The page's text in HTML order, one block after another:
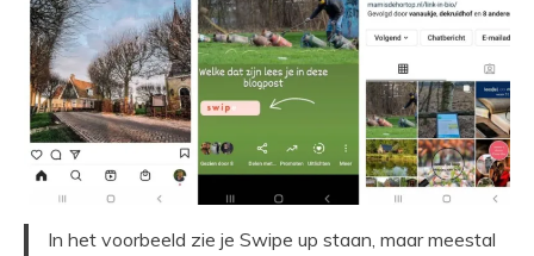
In het voorbeeld zie je Swipe up staan, maar meestal